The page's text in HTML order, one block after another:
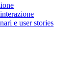
e user stories